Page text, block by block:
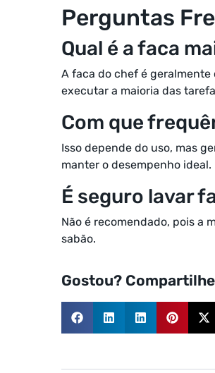
Perguntas
Qual é a faca
A faca do chef é
executar a maioria das
Com que
Isso depende do uso, mas
manter o desempenho ideal.
É seguro lavar
Não é recomendado, pois a
sabão.
Gostou?